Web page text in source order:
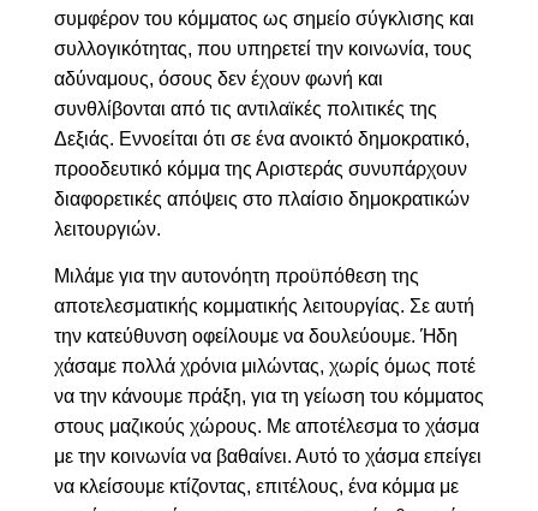
συμφέρον του κόμματος ως σημείο σύγκλισης και
συλλογικότητας, που υπηρετεί την κοινωνία, τους
αδύναμους, όσους δεν έχουν φωνή και
συνθλίβονται από τις αντιλαϊκές πολιτικές της
Δεξιάς. Εννοείται ότι σε ένα ανοικτό δημοκρατικό,
προοδευτικό κόμμα της Αριστεράς συνυπάρχουν
διαφορετικές απόψεις στο πλαίσιο δημοκρατικών
λειτουργιών.
Μιλάμε για την αυτονόητη προϋπόθεση της
αποτελεσματικής κομματικής λειτουργίας. Σε αυτή
την κατεύθυνση οφείλουμε να δουλεύουμε. Ήδη
χάσαμε πολλά χρόνια μιλώντας, χωρίς όμως ποτέ
να την κάνουμε πράξη, για τη γείωση του κόμματος
στους μαζικούς χώρους. Με αποτέλεσμα το χάσμα
με την κοινωνία να βαθαίνει. Αυτό το χάσμα επείγει
να κλείσουμε κτίζοντας, επιτέλους, ένα κόμμα με